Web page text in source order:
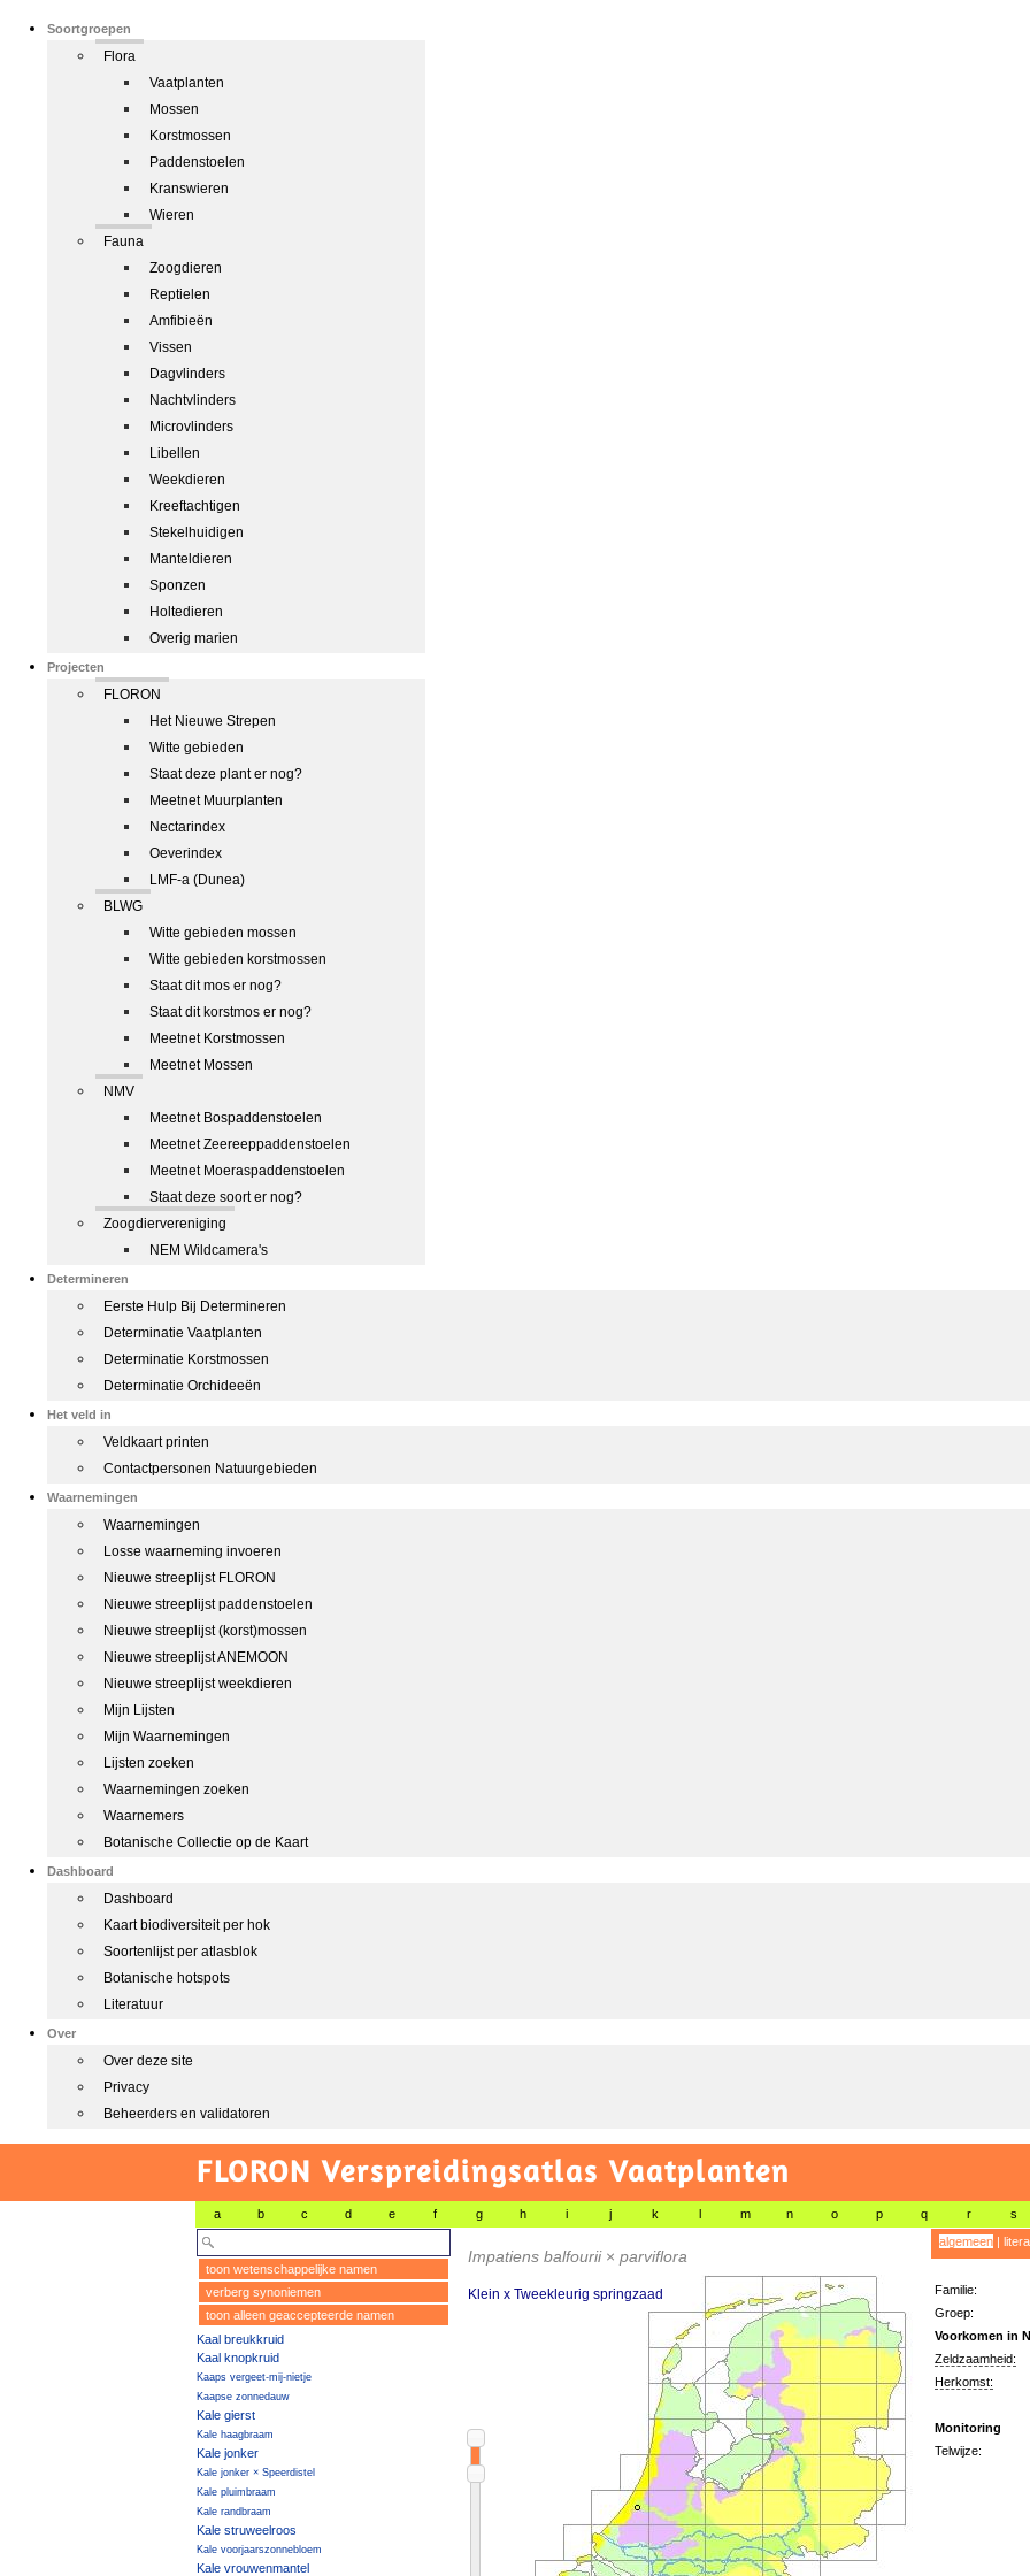
Soortgroepen
Flora
Vaatplanten
Mossen
Korstmossen
Paddenstoelen
Kranswieren
Wieren
Fauna
Zoogdieren
Reptielen
Amfibieën
Vissen
Dagvlinders
Nachtvlinders
Microvlinders
Libellen
Weekdieren
Kreeftachtigen
Stekelhuidigen
Manteldieren
Sponzen
Holtedieren
Overig marien
Projecten
FLORON
Het Nieuwe Strepen
Witte gebieden
Staat deze plant er nog?
Meetnet Muurplanten
Nectarindex
Oeverindex
LMF-a (Dunea)
BLWG
Witte gebieden mossen
Witte gebieden korstmossen
Staat dit mos er nog?
Staat dit korstmos er nog?
Meetnet Korstmossen
Meetnet Mossen
NMV
Meetnet Bospaddenstoelen
Meetnet Zeereeppaddenstoelen
Meetnet Moeraspaddenstoelen
Staat deze soort er nog?
Zoogdiervereniging
NEM Wildcamera's
Determineren
Eerste Hulp Bij Determineren
Determinatie Vaatplanten
Determinatie Korstmossen
Determinatie Orchideeën
Het veld in
Veldkaart printen
Contactpersonen Natuurgebieden
Waarnemingen
Waarnemingen
Losse waarneming invoeren
Nieuwe streeplijst FLORON
Nieuwe streeplijst paddenstoelen
Nieuwe streeplijst (korst)mossen
Nieuwe streeplijst ANEMOON
Nieuwe streeplijst weekdieren
Mijn Lijsten
Mijn Waarnemingen
Lijsten zoeken
Waarnemingen zoeken
Waarnemers
Botanische Collectie op de Kaart
Dashboard
Dashboard
Kaart biodiversiteit per hok
Soortenlijst per atlasblok
Botanische hotspots
Literatuur
Over
Over deze site
Privacy
Beheerders en validatoren
FLORON Verspreidingsatlas Vaatplanten
a b c d e f g h i j k l m n o p q r s
toon wetenschappelijke namen
verberg synoniemen
toon alleen geaccepteerde namen
Kaal breukkruid
Kaal knopkruid
Kaaps vergeet-mij-nietje
Kaapse zonnedauw
Kale gierst
Kale haagbraam
Kale jonker
Kale jonker × Speerdistel
Kale pluimbraam
Kale randbraam
Kale struweelroos
Kale voorjaarszonnebloem
Kale vrouwenmantel
Impatiens balfourii× parviflora
Klein x Tweekleurig springzaad
algemeen|
Familie:
Groep:
Voorkomen in
Zeldzaamheid:
Herkomst:
Monitoring
Telwijze: